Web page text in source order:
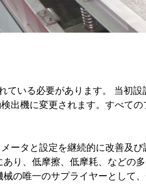
いる必要があります。 当初
出機に変更されます。すべて
ータと設定を継続的に改善及
り、低摩擦、低摩耗、などの
の唯一のサプライヤーとして、